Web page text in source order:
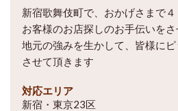
新宿歌舞伎町で、おかげさまで
お客様のお店探しのお手伝いを
地元の強みを生かして、皆様に
させて頂きます
対応エリア
新宿・東京23区